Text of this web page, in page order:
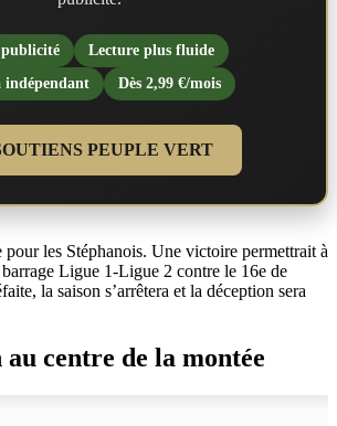
publicité
Lecture plus fluide
indépendant
Dès 2,99 €/mois
PEUPLE VERT
pour les Stéphanois. Une victoire permettrait à
barrage Ligue 1-Ligue 2 contre le 16e de
la saison s’arrêtera et la déception sera
centre de la montée